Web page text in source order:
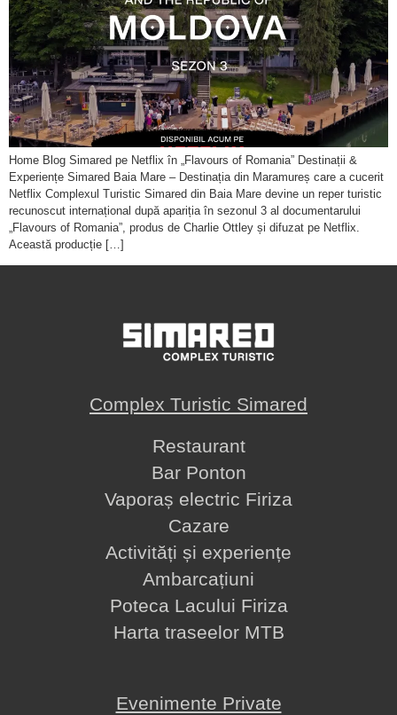
Home Blog Simared pe Netflix în „Flavours of Romania” Destinații &
Experiențe Simared Baia Mare – Destinația din Maramureș care a cucerit
Netflix Complexul Turistic Simared din Baia Mare devine un reper turistic
recunoscut internațional după apariția în sezonul 3 al documentarului
„Flavours of Romania”, produs de Charlie Ottley și difuzat pe Netflix.
Această producție […]
Complex Turistic Simared
Restaurant
Bar Ponton
Vaporaș electric Firiza
Cazare
Activități și experiențe
Ambarcațiuni
Poteca Lacului Firiza
Harta traseelor MTB
Evenimente Private